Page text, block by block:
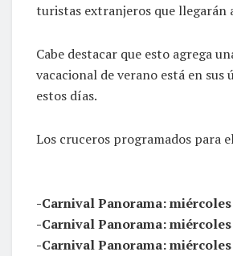
turistas extranjeros que llegarán
Cabe destacar que esto agrega
vacacional de verano está en
estos días.
Los cruceros programados para
-Carnival Panorama:
-Carnival Panorama:
-Carnival Panorama: miércoles